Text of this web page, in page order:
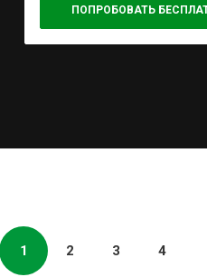
ПОПРОБОВАТЬ
1 2 3 4